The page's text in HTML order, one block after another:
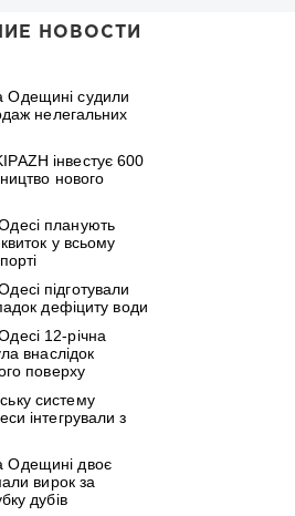
НОВОСТИ
Одещині судили
нелегальних
інвестує 600
нового
планують
у всьому
підготували
дефіциту води
12-річна
внаслідок
поверху
систему
інтегрували з
Одещині двоє
вирок за
дубів